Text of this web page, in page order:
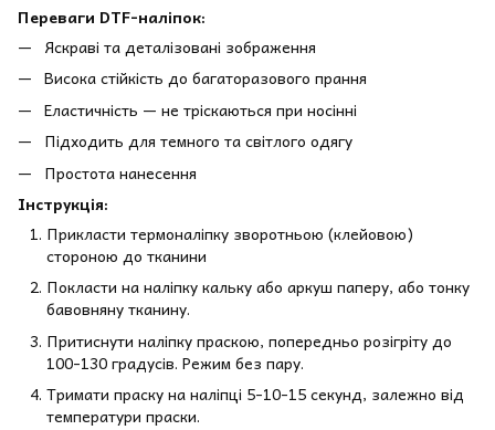
Переваги DTF-наліпок:
Яскраві та деталізовані зображення
Висока стійкість до багаторазового прання
Еластичність — не тріскаються при носінні
Підходить для темного та світлого одягу
Простота нанесення
Інструкція:
Прикласти термоналіпку зворотньою (клейовою)
стороною до тканини
Покласти на наліпку кальку або аркуш паперу, або тонку
бавовняну тканину.
Притиснути наліпку праскою, попередньо розігріту до
100-130 градусів. Режим без пару.
Тримати праску на наліпці 5-10-15 секунд, залежно від
температури праски.